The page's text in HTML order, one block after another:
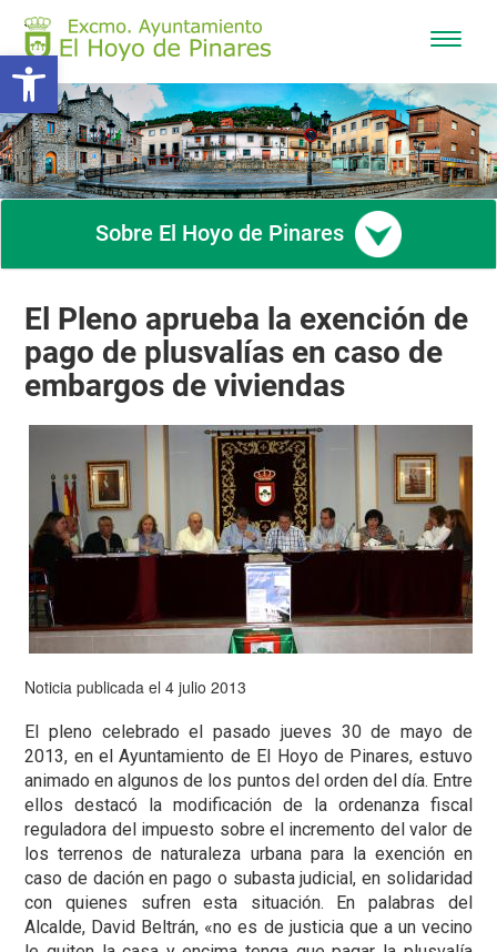
Abrir barra de herramientas
Ocultar
Sobre El Hoyo de Pinares
El Pleno aprueba la exención de
pago de plusvalías en caso de
embargos de viviendas
Noticia publicada el 4 julio 2013
El pleno celebrado el pasado jueves 30 de mayo de
2013, en el Ayuntamiento de El Hoyo de Pinares, estuvo
animado en algunos de los puntos del orden del día. Entre
ellos destacó la modificación de la ordenanza fiscal
reguladora del impuesto sobre el incremento del valor de
los terrenos de naturaleza urbana para la exención en
caso de dación en pago o subasta judicial, en solidaridad
con quienes sufren esta situación. En palabras del
Alcalde, David Beltrán, «no es de justicia que a un vecino